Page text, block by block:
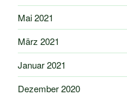
Mai 2021
März 2021
Januar 2021
Dezember 2020